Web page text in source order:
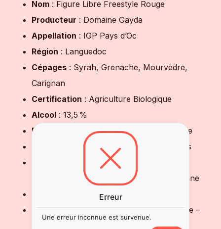
Nom : Figure Libre Freestyle Rouge
Producteur : Domaine Gayda
Appellation : IGP Pays d’Oc
Région : Languedoc
Cépages : Syrah, Grenache, Mourvèdre,
Carignan
Certification : Agriculture Biologique
Alcool : 13,5 %
Nez
: Fruits noirs, violette, épices, garrigue
: Gourmande, vive, tanins souples
Accords mets-vins: Planche de
charcuteries, tajine, cuisine méditerranéenne
Température de service
Style: Vin rouge bio – Languedoc – nature –
Erreur
Une erreur inconnue est survenue.